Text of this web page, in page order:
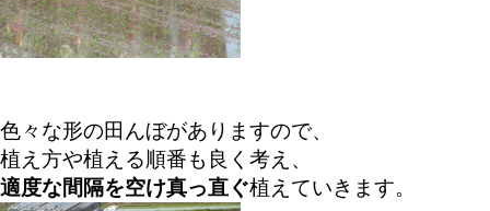
色々な形の田んぼがありますので、
植え方や植える順番も良く考え、
適度な間隔を空け真っ直ぐ植えていきます。